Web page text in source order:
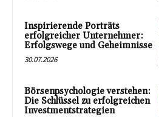
Inspirierende Porträts
erfolgreicher Unternehmer:
Erfolgswege und Geheimnisse
30.07.2026
Börsenpsychologie verstehen:
Die Schlüssel zu erfolgreichen
Investmentstrategien